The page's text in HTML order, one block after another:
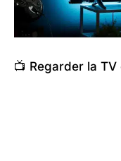
📺 Regarder la